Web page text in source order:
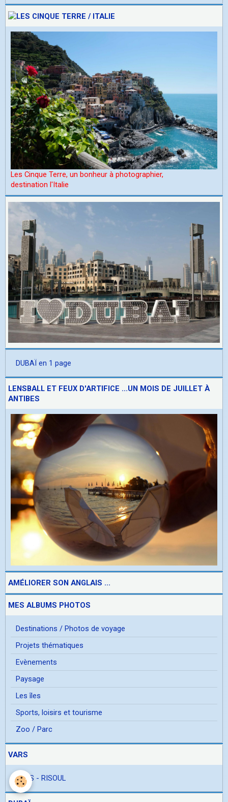
Les Cinque Terre, un bonheur à photographier,
destination l'Italie
DUBAÏ en 1 page
LENSBALL ET FEUX D'ARTIFICE ...UN MOIS DE JUILLET À
ANTIBES
AMÉLIORER SON ANGLAIS ...
MES ALBUMS PHOTOS
Destinations / Photos de voyage
Projets thématiques
Evènements
Paysage
Les îles
Sports, loisirs et tourisme
Zoo / Parc
VARS
VARS - RISOUL